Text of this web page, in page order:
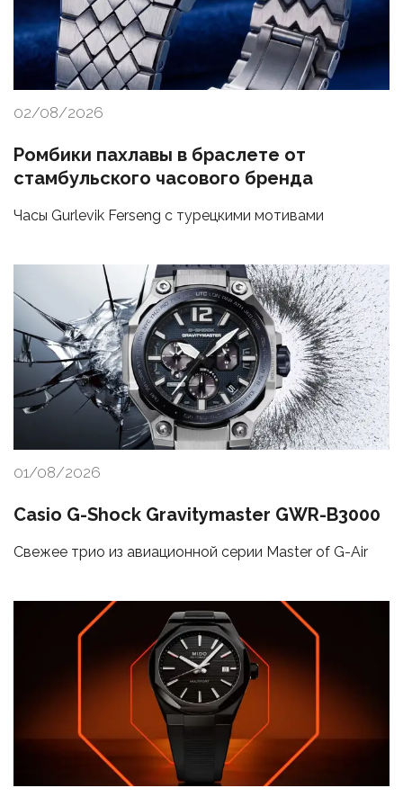
02/08/2026
Ромбики пахлавы в браслете от
стамбульского часового бренда
Часы Gurlevik Ferseng с турецкими мотивами
01/08/2026
Casio G-Shock Gravitymaster GWR-B3000
Свежее трио из авиационной серии Master of G-Air